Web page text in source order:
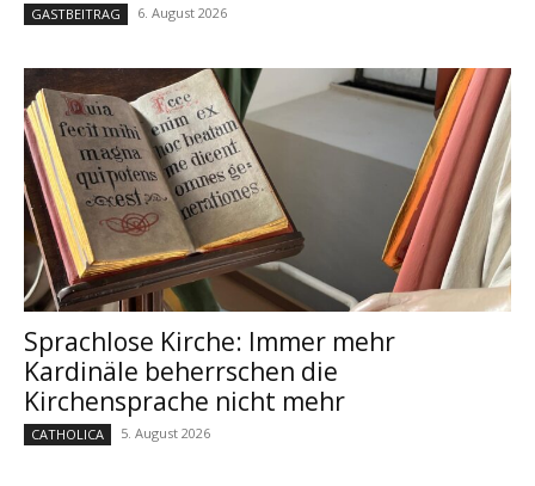
GASTBEITRAG 6. August 2026
Sprachlose Kirche: Immer mehr
Kardinäle beherrschen die
Kirchensprache nicht mehr
CATHOLICA 5. August 2026